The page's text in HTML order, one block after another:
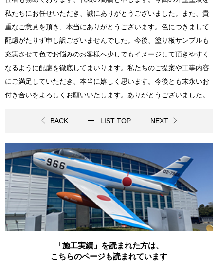
私たちにお任せいただき、誠にありがとうございました。
また、貴
重なご意見を頂き、本当にありがとうございます。色につきまして
配慮がたりず申し訳ございませんでした。 今後、塗り板サンプルも
充実させて色でお悩みのお客様へ少しでもイメージして頂きやすく
なるように配慮を徹底してまいります。 私たちのご提案や工事内容
にご満足していただき、本当に嬉しく思います。今後とも末永いお
付き合いをよろしくお願いいたします。ありがとうございました。
BACK LIST TOP NEXT
「施工実績」を読まれた方は、
こちらのページも読まれています